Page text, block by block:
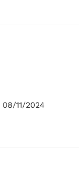
08/11/2024